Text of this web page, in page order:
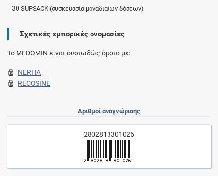
30SUPSACK (συσκευασία μοναδιαίων δόσεων)
Σχετικές εμπορικές ονομασίες
To MEDOMIN είναι ουσιωδώς όμοιο με:
NERITA
RECOSINE
Αριθμοί αναγνώρισης
2802813301026